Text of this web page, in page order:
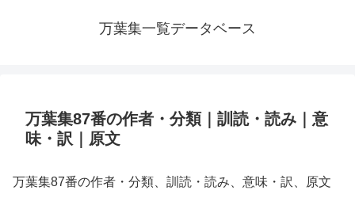
万葉集一覧データベース
万葉集87番の作者・分類｜訓読・読み｜意
味・訳｜原文
万葉集87番の作者・分類、訓読・読み、意味・訳、原文